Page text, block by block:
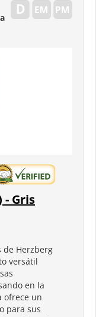
- Gris
de Herzberg
versátil
en la
ofrece un
para sus